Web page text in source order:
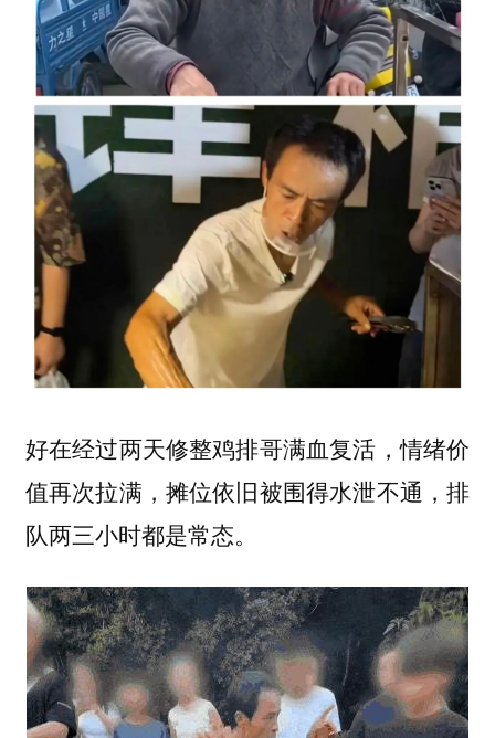
好在经过两天修整鸡排哥满血复活，情绪价
值再次拉满，摊位依旧被围得水泄不通，排
队两三小时都是常态。